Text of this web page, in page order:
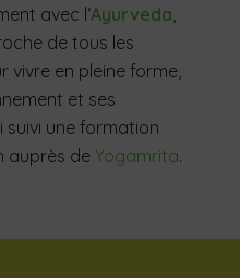
avec l‘Ayurveda
de tous les
vivre en pleine forme,
et ses
suivi une formation
auprès de Yogamrita.